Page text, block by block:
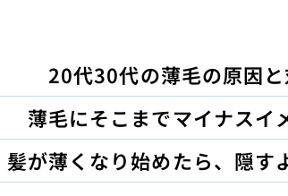
20代30代の薄毛の原因
薄毛にそこまでマイナスイ
髪が薄くなり始めたら、隠す